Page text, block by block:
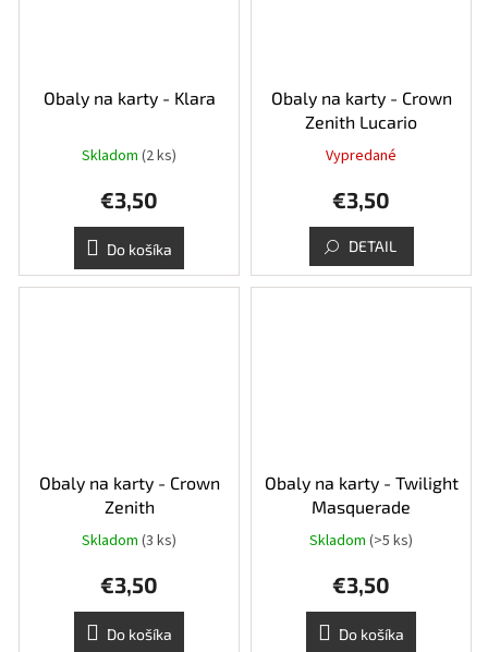
Obaly na karty - Klara
Skladom (2 ks)
€3,50
Do košíka
Obaly na karty - Crown
Zenith Lucario
Vypredané
€3,50
DETAIL
Obaly na karty - Crown
Zenith
Skladom (3 ks)
€3,50
Do košíka
Obaly na karty - Twilight
Masquerade
Skladom (>5 ks)
€3,50
Do košíka